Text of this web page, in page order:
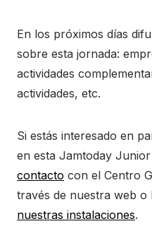
En los próximos días
sobre esta jornada:
actividades
actividades, etc.
Si estás interesado en
en esta Jamtoday
contacto con el Centro
través de nuestra web o
nuestras instalaciones.